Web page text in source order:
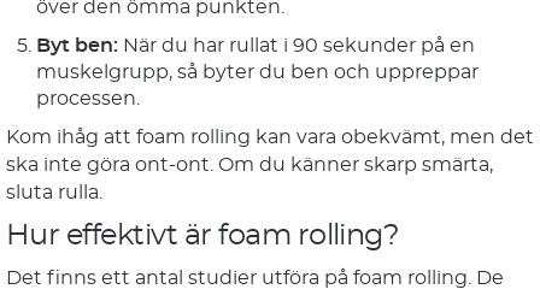
över den ömma punkten.
Byt ben: När du har rullat i 90 sekunder på en
muskelgrupp, så byter du ben och uppreppar
processen.
Kom ihåg att foam rolling kan vara obekvämt, men det
ska inte göra ont-ont. Om du känner skarp smärta,
sluta rulla.
Hur effektivt är foam rolling?
Det finns ett antal studier utföra på foam rolling. De